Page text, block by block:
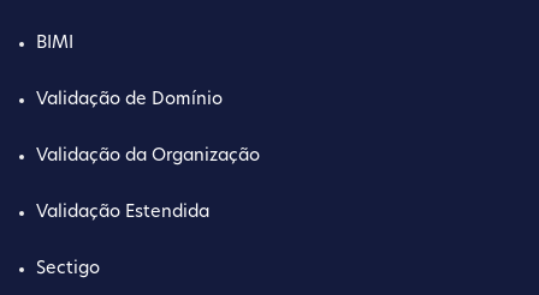
BIMI
Validação de Domínio
Validação da Organização
Validação Estendida
Sectigo